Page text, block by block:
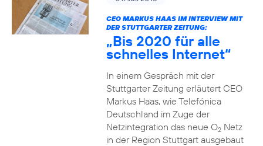
CEO MARKUS HAAS IM INTERVIEW MIT
DER STUTTGARTER ZEITUNG:
„Bis 2020 für alle
schnelles Internet“
In einem Gespräch mit der
Stuttgarter Zeitung erläutert CEO
Markus Haas, wie Telefónica
Deutschland im Zuge der
Netzintegration das neue O2Netz
in der Region Stuttgart ausgebaut